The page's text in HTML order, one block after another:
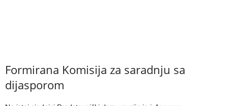
Formirana Komisija za saradnju sa
dijasporom